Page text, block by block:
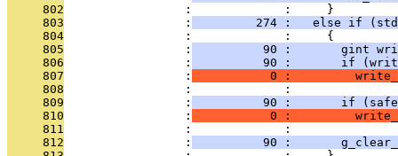
     802
                 :             :     }
     803
                 :
274 :   else if
     804
                 :             :     {
     805
                 :
90 :       gint
     806
                 :
90 :       if
     807
                 :
0 :
     808
:             :
     809
                 :
90 :       if
     810
                 :
0 :
     811
:             :
     812
                 :
90 :